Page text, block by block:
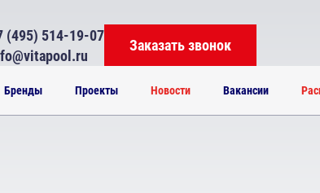
Бренды Проекты Новости Вакансии
(495) 514-19-07
Заказать звонок